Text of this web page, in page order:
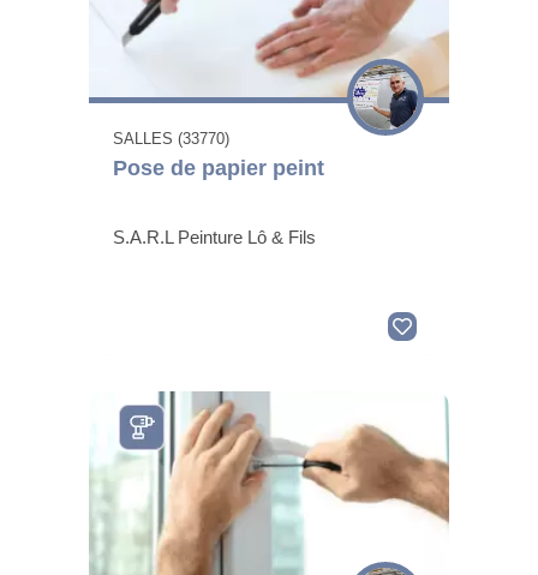
SALLES (33770)
Pose de papier peint
S.A.R.L Peinture Lô & Fils